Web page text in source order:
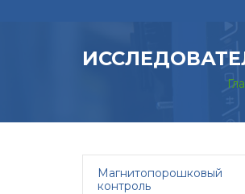
Магнитопорошковый
контроль